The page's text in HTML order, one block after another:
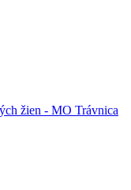
žien - MO Trávnica